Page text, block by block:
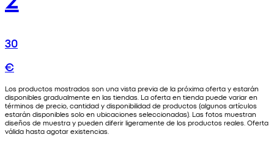
30
€
Los productos mostrados son una vista previa de la próxima oferta y estarán
disponibles gradualmente en las tiendas. La oferta en tienda puede variar en
términos de precio, cantidad y disponibilidad de productos (algunos artículos
estarán disponibles solo en ubicaciones seleccionadas). Las fotos muestran
diseños de muestra y pueden diferir ligeramente de los productos reales. Oferta
válida hasta agotar existencias.